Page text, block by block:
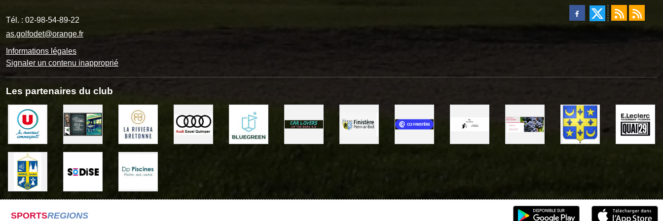
Tél. : 02-98-54-89-22
as.golfodet@orange.fr
Informations légales
Signaler un contenu inapproprié
Les partenaires du club
SPORTSREGIONS